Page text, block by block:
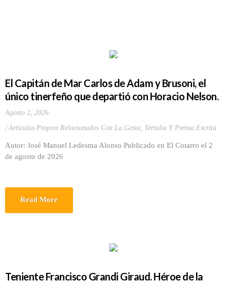
El Capitán de Mar Carlos de Adam y Brusoni, el
único tinerfeño que departió con Horacio Nelson.
Agosto 2, 2026
Artículos Propios Relacionados Con La Gesta, Tertulia Y Prensa Escrita
Autor: José Manuel Ledesma Alonso Publicado en El Cotarro el 2
de agosto de 2026
Read More
Teniente Francisco Grandi Giraud. Héroe de la